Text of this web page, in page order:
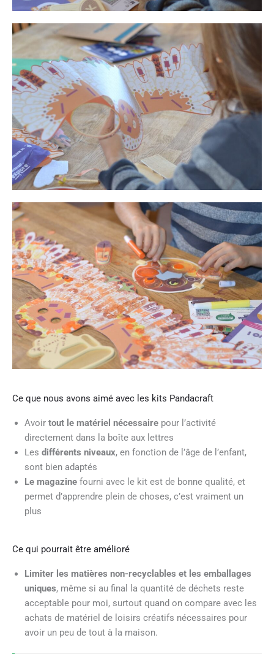
Ce que nous avons aimé avec les kits Pandacraft
Avoir tout le matériel nécessaire pour l’activité
directement dans la boîte aux lettres
Les différents niveaux, en fonction de l’âge de l’enfant,
sont bien adaptés
Le magazine fourni avec le kit est de bonne qualité, et
permet d’apprendre plein de choses, c’est vraiment un
plus
Ce qui pourrait être amélioré
Limiter les matières non-recyclables et les emballages
uniques, même si au final la quantité de déchets reste
acceptable pour moi, surtout quand on compare avec les
achats de matériel de loisirs créatifs nécessaires pour
avoir un peu de tout à la maison.